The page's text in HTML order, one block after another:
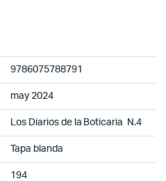
9786075788791
may 2024
Los Diarios de la Boticaria N.4
Tapa blanda
194